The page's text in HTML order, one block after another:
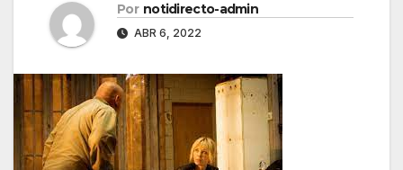
Por notidirecto-admin
ABR 6, 2022